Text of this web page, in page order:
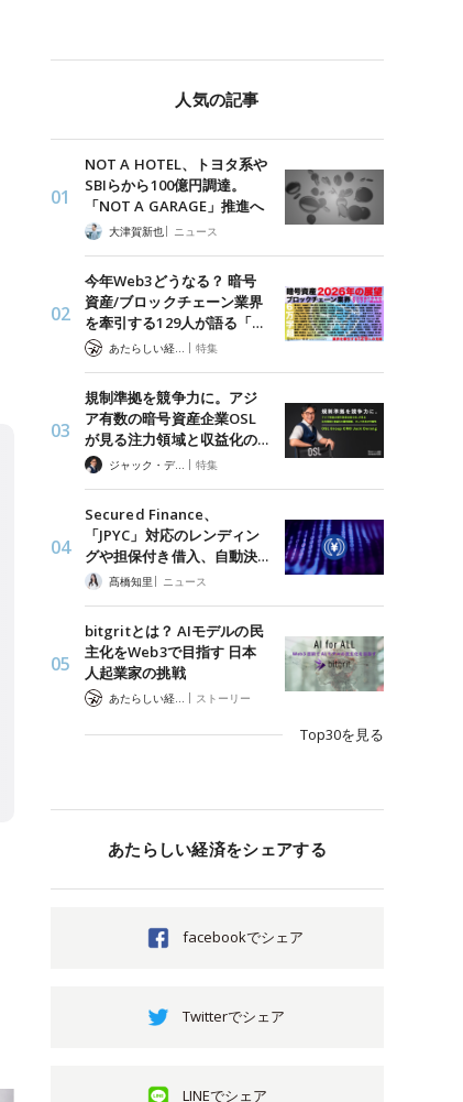
人気の記事
NOT A HOTEL、トヨタ系や
SBIらから100億円調達。
「NOT A GARAGE」推進へ
大津賀新也| ニュース
今年Web3どうなる？ 暗号
資産/ブロックチェーン業界
を牽引する129人が語る「…
| 特集
規制準拠を競争力に。アジ
ア有数の暗号資産企業OSL
が見る注力領域と収益化の…
ジャック・デロン（Jack Derong） | 特集
Secured Finance、
「JPYC」対応のレンディン
グや担保付き借入、自動決…
髙橋知里 | ニュース
bitgritとは？ AIモデルの民
主化をWeb3で目指す 日本
人起業家の挑戦
| ストーリー
Top30を見る
あたらしい経済をシェアする
facebookでシェア
Twitterでシェア
LINEでシェア